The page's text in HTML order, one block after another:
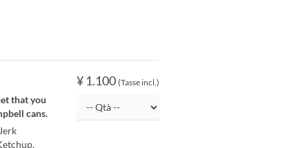
¥ 1.100 (Tasse incl.)
that you
cans.